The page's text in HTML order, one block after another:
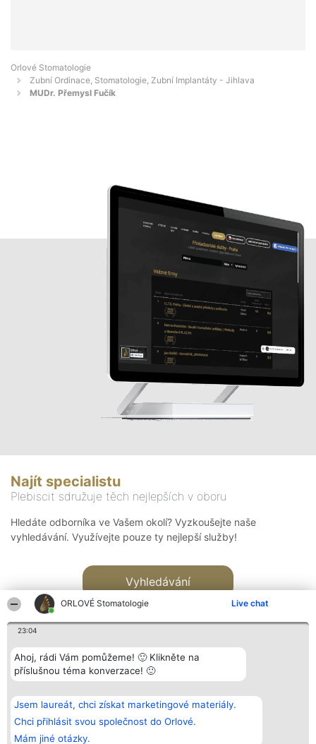
ORLOVÉ Stomatologie Live chat
23:04
Ahoj, rádi Vám pomůžeme! 🙂 Klikněte na
příslušnou téma konverzace! 🙂
Jsem laureát, chci získat marketingové materiály.
Chci přihlásit svou společnost do Orlové.
Mám jiné otázky.
Orlové Stomatologie
Zubní Ordinace, Stomatologie, Zubní Implantáty - Jihlava
MUDr. Přemysl Fučík
Najít specialistu
Plebiscit sdružuje těch nejlepších v oboru
Hledáte odborníka ve Vašem okolí? Vyzkoušejte naše
vyhledávání. Využívejte pouze ty nejlepší služby!
Vyhledávání
Bright Side Solutions sp. z o.
o. sp. k.
ul. Ruska 22
Wrocław 50-079
KRS 0000749100 | Regon
Vítězové
Seznam všech
laureátů
Zásady
Kontakt